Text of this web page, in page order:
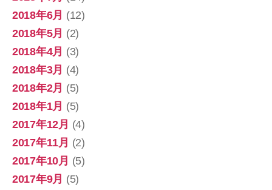
2018年6月 (12)
2018年5月 (2)
2018年4月 (3)
2018年3月 (4)
2018年2月 (5)
2018年1月 (5)
2017年12月 (4)
2017年11月 (2)
2017年10月 (5)
2017年9月 (5)